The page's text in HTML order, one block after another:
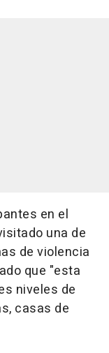
en el
una de
de violencia
que "esta
niveles de
casas de